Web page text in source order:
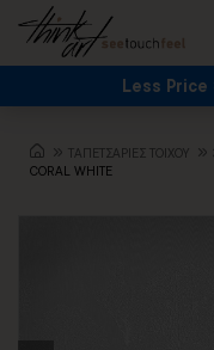
Less Price
TΑΠΕΤΣΑΡΙΕΣ ΤΟΙΧΟΥ
CORAL WHITE